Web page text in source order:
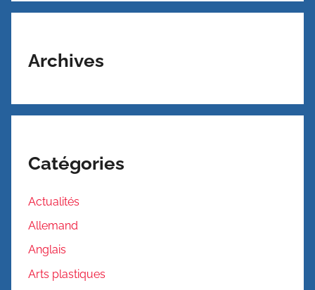
Archives
Catégories
Actualités
Allemand
Anglais
Arts plastiques